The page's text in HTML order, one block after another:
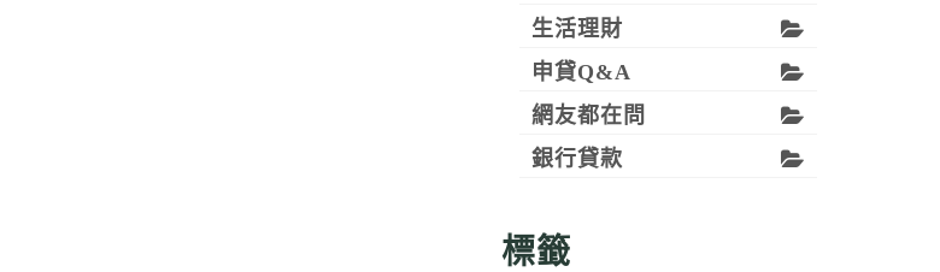
生活理財
申貸Q&A
網友都在問
銀行貸款
標籤